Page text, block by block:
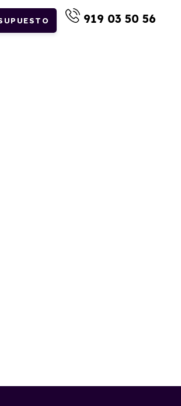
919 03 50 56